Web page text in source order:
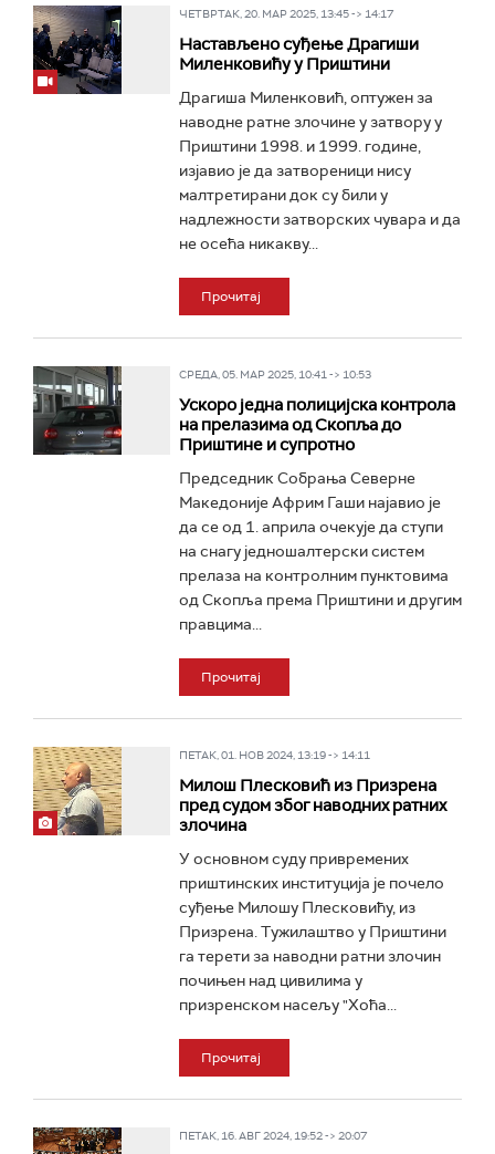
ЧЕТВРТАК, 20. МАР 2025, 13:45 -> 14:17
Настављено суђење Драгиши
Миленковићу у Приштини
Драгиша Миленковић, оптужен за
наводне ратне злочине у затвору у
Приштини 1998. и 1999. године,
изјавио је да затвореници нису
малтретирани док су били у
надлежности затворских чувара и да
не осећа никакву...
Прочитај
СРЕДА, 05. МАР 2025, 10:41 -> 10:53
Ускоро једна полицијска контрола
на прелазима од Скопља до
Приштине и супротно
Председник Собрања Северне
Македоније Африм Гаши најавио је
да се од 1. априла очекује да ступи
на снагу једношалтерски систем
прелаза на контролним пунктовима
од Скопља према Приштини и другим
правцима...
Прочитај
ПЕТАК, 01. НОВ 2024, 13:19 -> 14:11
Милош Плесковић из Призрена
пред судом због наводних ратних
злочина
У основном суду привремених
приштинских институција је почело
суђење Милошу Плесковићу, из
Призрена. Тужилаштво у Приштини
га терети за наводни ратни злочин
почињен над цивилима у
призренском насељу "Хоћа...
Прочитај
ПЕТАК, 16. АВГ 2024, 19:52 -> 20:07